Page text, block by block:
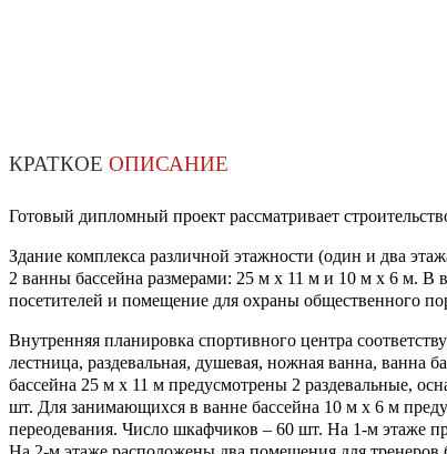
КРАТКОЕ ОПИСАНИЕ
Готовый дипломный проект рассматривает
Здание комплекса различной этажности (один и два
2 ванны бассейна размерами: 25 м х 11 м и 10 м х 6 м. В
посетителей и помещение для охраны общественного
Внутренняя планировка спортивного центра
лестница, раздевальная, душевая, ножная ванна,
бассейна 25 м х 11 м предусмотрены 2 раздевальные,
шт. Для занимающихся в ванне бассейна 10 м х 6 м
переодевания. Число шкафчиков – 60 шт. На 1-м этаже